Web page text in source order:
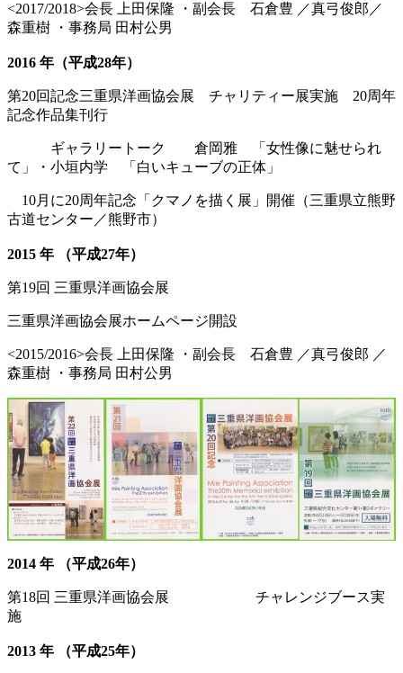
<2017/2018>会長 上田保隆 ・副会長 石倉豊 ／真弓俊郎／
森重樹 ・事務局 田村公男
2016 年（平成28年）
第20回記念三重県洋画協会展 チャリティー展実施 20周年
記念作品集刊行
ギャラリートーク 倉岡雅 「女性像に魅せられ
て」・小垣内学 「白いキューブの正体」
10月に20周年記念「クマノを描く展」開催（三重県立熊野
古道センター／熊野市）
2015 年 （平成27年）
第19回 三重県洋画協会展
三重県洋画協会展ホームページ開設
<2015/2016>会長 上田保隆 ・副会長 石倉豊 ／真弓俊郎 ／
森重樹 ・事務局 田村公男
2014 年 （平成26年）
第18回 三重県洋画協会展 チャレンジブース実
施
2013 年 （平成25年）